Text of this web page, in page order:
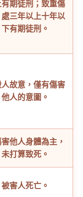
期徒刑；致重傷
三年以上十年以
下有期徒刑。
故意，僅有傷害
他人的意圖。
他人身體為主，
未打算致死。
被害人死亡。